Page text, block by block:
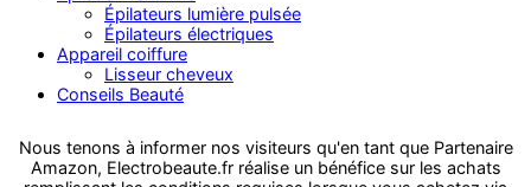
Épilateurs lumière pulsée
Épilateurs électriques
Appareil coiffure
Lisseur cheveux
Conseils Beauté
Nous tenons à informer nos visiteurs qu'en tant que Partenaire
Amazon, Electrobeaute.fr réalise un bénéfice sur les achats